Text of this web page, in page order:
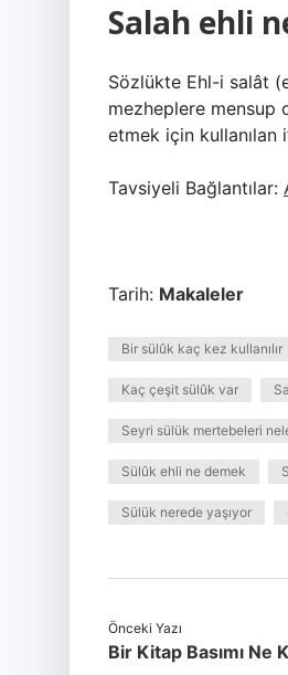
Salah ehli
Sözlükte Ehl-i salât
mezheplere mensup
etmek için kullanılan
Tavsiyeli Bağlantılar:
Tarih: Makaleler
Bir sülûk kaç kez kullanılır
Kaç çeşit sülûk var
Seyri sülük mertebeleri
Sülûk ehli ne demek
Sülük nerede yaşıyor
Önceki Yazı
Bir Kitap Basımı Ne